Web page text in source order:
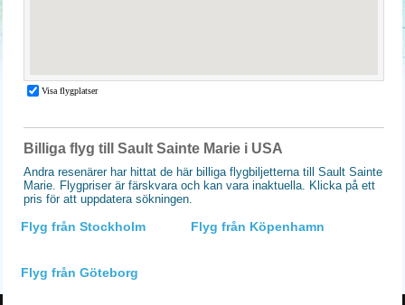
Billiga flyg till Sault Sainte Marie i USA
Andra resenärer har hittat de här billiga flygbiljetterna till Sault Sainte
Marie. Flygpriser är färskvara och kan vara inaktuella. Klicka på ett
pris för att uppdatera sökningen.
Flyg från Stockholm Flyg från Köpenhamn
Flyg från Göteborg